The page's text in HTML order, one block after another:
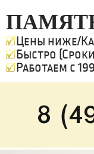
Цены ниже/
Быстро
Работаем с
8